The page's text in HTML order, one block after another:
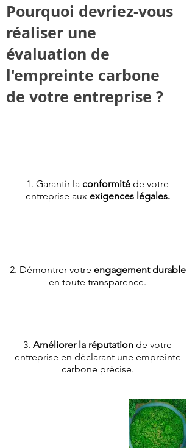
Pourquoi devriez-vous
réaliser une
évaluation de
l'empreinte carbone
de votre entreprise ?
1. Garantir la conformité de votre
entreprise aux exigences légales.
2. Démontrer votre engagement durable
en toute transparence.
3. Améliorer la réputation de votre
entreprise en déclarant une empreinte
carbone précise.